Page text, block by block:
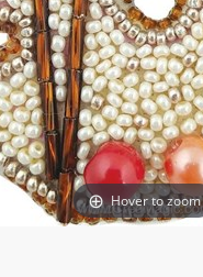
Hover to zoom